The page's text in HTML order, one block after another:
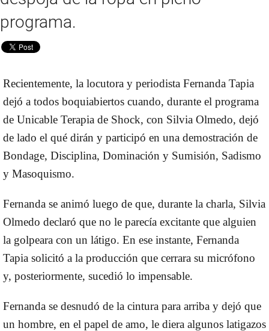
programa.
Recientemente, la locutora y periodista Fernanda Tapia
dejó a todos boquiabiertos cuando, durante el programa
de Unicable Terapia de Shock, con Silvia Olmedo, dejó
de lado el qué dirán y participó en una demostración de
Bondage, Disciplina, Dominación y Sumisión, Sadismo
y Masoquismo.
Fernanda se animó luego de que, durante la charla, Silvia
Olmedo declaró que no le parecía excitante que alguien
la golpeara con un látigo. En ese instante, Fernanda
Tapia solicitó a la producción que cerrara su micrófono
y, posteriormente, sucedió lo impensable.
Fernanda se desnudó de la cintura para arriba y dejó que
un hombre, en el papel de amo, le diera algunos latigazos